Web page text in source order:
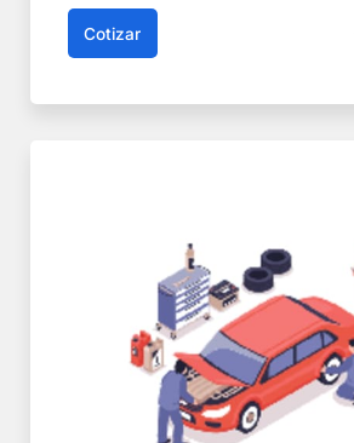
Cotizar